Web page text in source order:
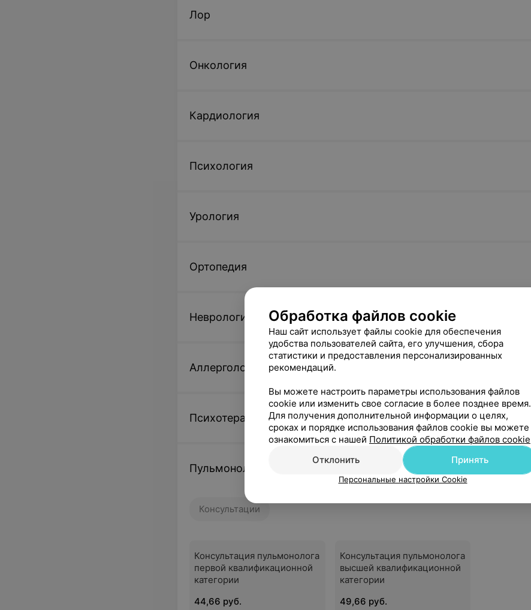
Лор
Онкология
Кардиология
Психология
Урология
Ортопедия
Неврология
Аллергология
Психотерапия
Пульмонология
Консультации
Консультация пульмонолога
первой квалификационной
категории
44,66 руб.
Консультация пульмонолога
высшей квалификационной
категории
49,66 руб.
Обработка файлов cookie
Наш сайт использует файлы cookie для обеспечения
удобства пользователей сайта, его улучшения, сбора
статистики и предоставления персонализированных
рекомендаций.
Вы можете настроить параметры использования файлов
cookie или изменить свое согласие в более позднее время.
Для получения дополнительной информации о целях,
сроках и порядке использования файлов cookie вы можете
ознакомиться с нашей Политикой обработки файлов cookie
Отклонить
Принять
Персональные настройки Cookie